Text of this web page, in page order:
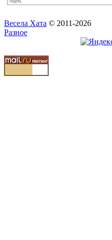
Весела Хата © 2011-2026
Разное